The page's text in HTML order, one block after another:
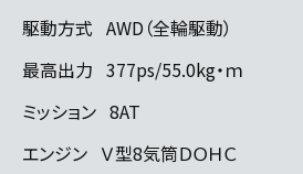
駆動方式 AWD（全輪駆動）
最高出力 377ps/55.0kg・ｍ
ミッション 8AT
エンジン Ｖ型8気筒ＤＯＨＣ